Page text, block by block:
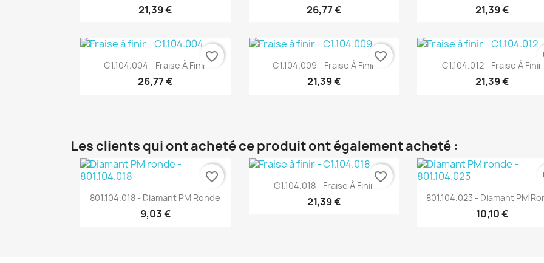
21,39 € 26,77 € 21,39 €
 Aperçu rapide
C1.104.004 - Fraise À Finir
26,77 €
favorite_border Aperçu rapide
C1.104.009 - Fraise À Finir
21,39 €
favorite_border Aperçu rapide
C1.104.012 - Fraise À Finir
21,39 €
Les clients qui ont acheté ce produit ont également acheté :
Aperçu rapide
801.104.018 - Diamant PM Ronde
9,03 €
favorite_border Aperçu rapide
C1.104.018 - Fraise À Finir
21,39 €
favorite_border
Aperçu rapide
801.104.023 - Diamant PM
10,10 €